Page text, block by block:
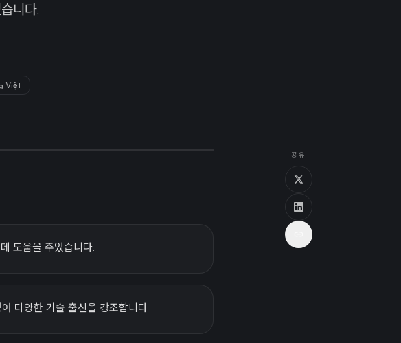
니다.
Việt
도움을 주었습니다.
다양한 기술 출신을 강조합니다.
공유